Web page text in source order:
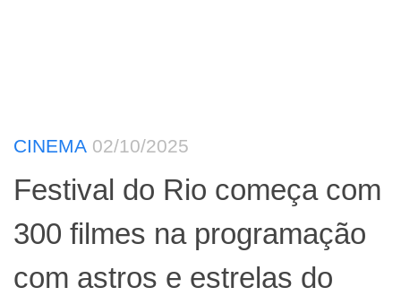
CINEMA 02/10/2025
Festival do Rio começa com
300 filmes na programação
com astros e estrelas do